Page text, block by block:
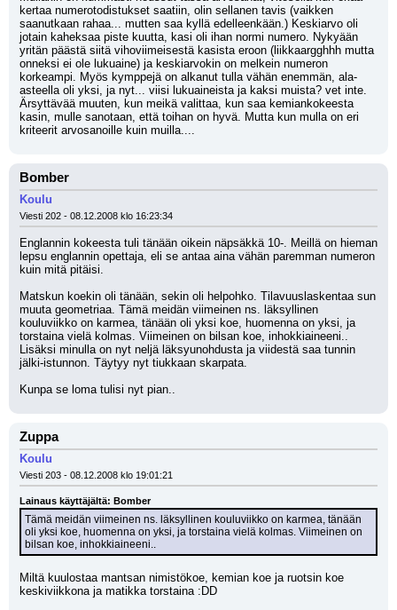
kertaa numerotodistukset saatiin, olin sellanen tavis (vaikken
saanutkaan rahaa... mutten saa kyllä edelleenkään.) Keskiarvo oli
jotain kaheksaa piste kuutta, kasi oli ihan normi numero. Nykyään
yritän päästä siitä vihoviimeisestä kasista eroon (liikkaargghhh mutta
onneksi ei ole lukuaine) ja keskiarvokin on melkein numeron
korkeampi. Myös kymppejä on alkanut tulla vähän enemmän, ala-
asteella oli yksi, ja nyt... viisi lukuaineista ja kaksi muista? vet inte.
Ärsyttävää muuten, kun meikä valittaa, kun saa kemiankokeesta
kasin, mulle sanotaan, että toihan on hyvä. Mutta kun mulla on eri
kriteerit arvosanoille kuin muilla....
Bomber
Koulu
Viesti 202 - 08.12.2008 klo 16:23:34
Englannin kokeesta tuli tänään oikein näpsäkkä 10-. Meillä on hieman
lepsu englannin opettaja, eli se antaa aina vähän paremman numeron
kuin mitä pitäisi.
Matskun koekin oli tänään, sekin oli helpohko. Tilavuuslaskentaa sun
muuta geometriaa. Tämä meidän viimeinen ns. läksyllinen
kouluviikko on karmea, tänään oli yksi koe, huomenna on yksi, ja
torstaina vielä kolmas. Viimeinen on bilsan koe, inhokkiaineeni..
Lisäksi minulla on nyt neljä läksyunohdusta ja viidestä saa tunnin
jälki-istunnon. Täytyy nyt tiukkaan skarpata.
Kunpa se loma tulisi nyt pian..
Zuppa
Koulu
Viesti 203 - 08.12.2008 klo 19:01:21
Lainaus käyttäjältä: Bomber
Tämä meidän viimeinen ns. läksyllinen kouluviikko on karmea, tänään
oli yksi koe, huomenna on yksi, ja torstaina vielä kolmas. Viimeinen on
bilsan koe, inhokkiaineeni..
Miltä kuulostaa mantsan nimistökoe, kemian koe ja ruotsin koe
keskiviikkona ja matikka torstaina :DD